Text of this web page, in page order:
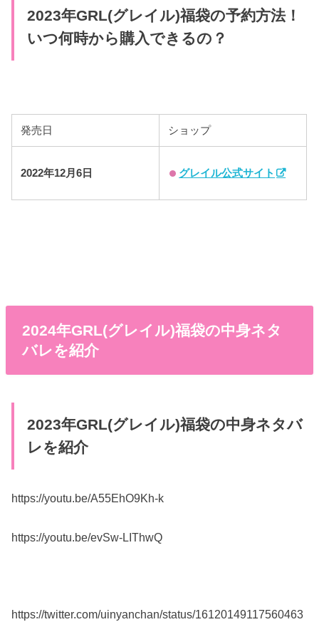
2023年GRL(グレイル)福袋の予約方法！
いつ何時から購入できるの？
発売日 ショップ
2022年12月6日 グレイル公式サイト
2024年GRL(グレイル)福袋の中身ネタ
バレを紹介
2023年GRL(グレイル)福袋の中身ネタバ
レを紹介
https://youtu.be/A55EhO9Kh-k
https://youtu.be/evSw-LIThwQ
https://twitter.com/uinyanchan/status/16120149117560463